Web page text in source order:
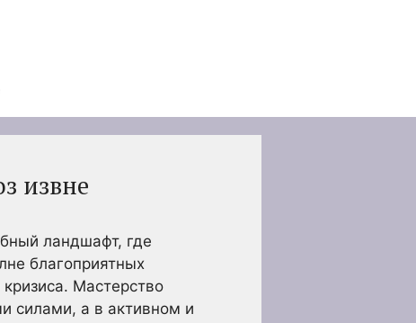
извне
ландшафт, где
благоприятных
Мастерство
силами, а в активном и